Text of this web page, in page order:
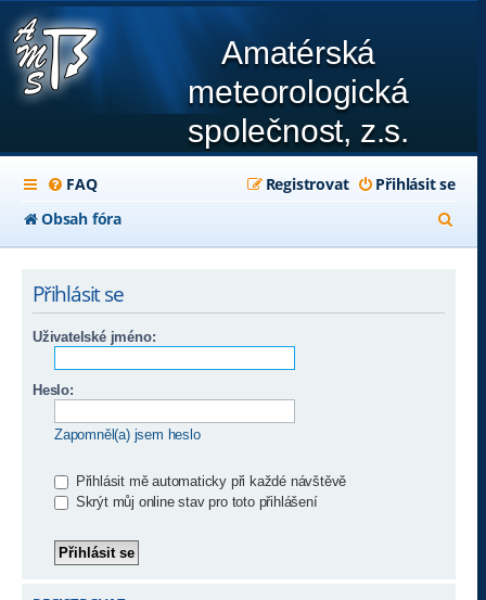
Amatérská
meteorologická
společnost, z.s.
FAQ Přihlásit se
Registrovat
Obsah fóra
l
Přihlásit se
Uživatelské jméno:
Heslo:
Zapomněl(a) jsem heslo
Přihlásit mě automaticky při každé návštěvě
Skrýt můj online stav pro toto přihlášení